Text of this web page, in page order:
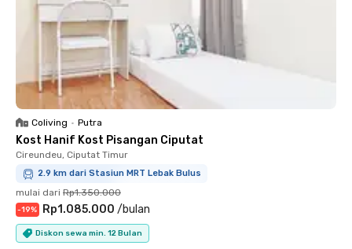
Coliving • Putra
Kost Hanif Kost Pisangan Ciputat
Cireundeu, Ciputat Timur
2.9 km dari Stasiun MRT Lebak Bulus
mulai dari Rp1.350.000
-19% Rp1.085.000 /bulan
Diskon sewa min. 12 Bulan